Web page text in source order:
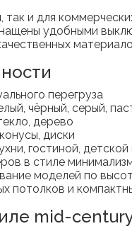
так и для
удобными
перегруза
чёрный, серый,
дерево
диски
гостиной,
в стиле
моделей по
потолков и
mid-